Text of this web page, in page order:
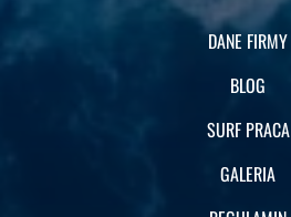
DANE FIRMY
BLOG
SURF PRACA
GALERIA